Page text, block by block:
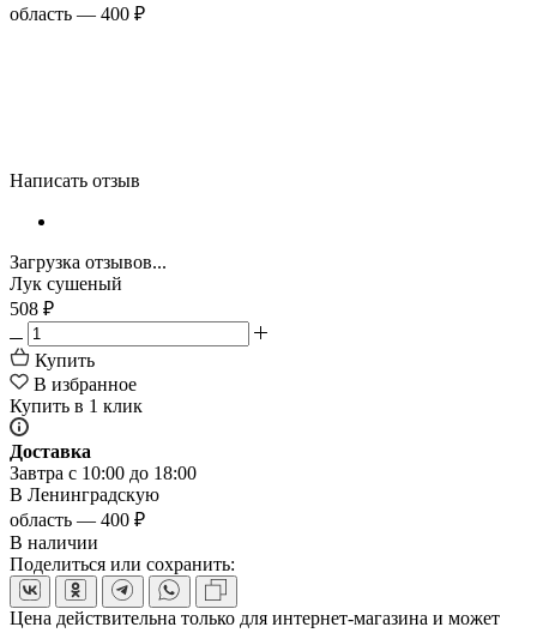
область — 400 ₽
Написать отзыв
Загрузка отзывов...
Лук сушеный
508 ₽
Купить
В избранное
Купить в 1 клик
Доставка
Завтра с 10:00 до 18:00
В Ленинградскую
область — 400 ₽
В наличии
Поделиться или сохранить:
Цена действительна только для интернет-магазина и может